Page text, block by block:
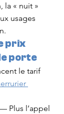
la « nuit »
usages
prix
porte
le tarif
Plus l’appel